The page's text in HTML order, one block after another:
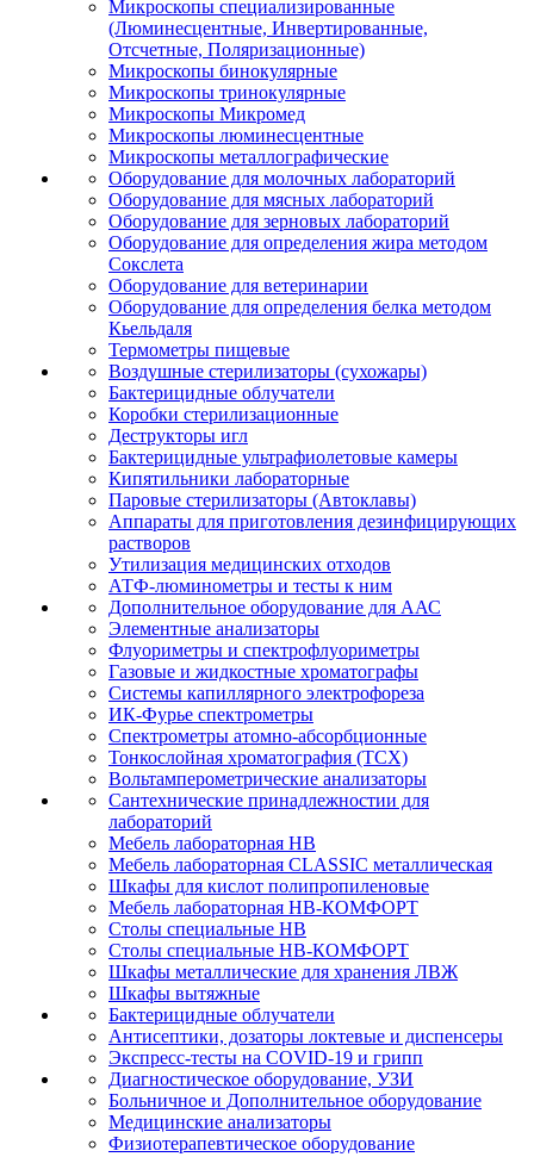
Микроскопы специализированные
(Люминесцентные, Инвертированные,
Отсчетные, Поляризационные)
Микроскопы бинокулярные
Микроскопы тринокулярные
Микроскопы Микромед
Микроскопы люминесцентные
Микроскопы металлографические
Оборудование для молочных лабораторий
Оборудование для мясных лабораторий
Оборудование для зерновых лабораторий
Оборудование для определения жира методом
Сокслета
Оборудование для ветеринарии
Оборудование для определения белка методом
Кьельдаля
Термометры пищевые
Воздушные стерилизаторы (сухожары)
Бактерицидные облучатели
Коробки стерилизационные
Деструкторы игл
Бактерицидные ультрафиолетовые камеры
Кипятильники лабораторные
Паровые стерилизаторы (Автоклавы)
Аппараты для приготовления дезинфицирующих
растворов
Утилизация медицинских отходов
АТФ-люминометры и тесты к ним
Дополнительное оборудование для ААС
Элементные анализаторы
Флуориметры и спектрофлуориметры
Газовые и жидкостные хроматографы
Системы капиллярного электрофореза
ИК-Фурье спектрометры
Спектрометры атомно-абсорбционные
Тонкослойная хроматография (ТСХ)
Вольтамперометрические анализаторы
Сантехнические принадлежностии для
лабораторий
Мебель лабораторная НВ
Мебель лабораторная CLASSIC металлическая
Шкафы для кислот полипропиленовые
Мебель лабораторная НВ-КОМФОРТ
Столы специальные НВ
Столы специальные НВ-КОМФОРТ
Шкафы металлические для хранения ЛВЖ
Шкафы вытяжные
Бактерицидные облучатели
Антисептики, дозаторы локтевые и диспенсеры
Экспресс-тесты на COVID-19 и грипп
Диагностическое оборудование, УЗИ
Больничное и Дополнительное оборудование
Медицинские анализаторы
Физиотерапевтическое оборудование